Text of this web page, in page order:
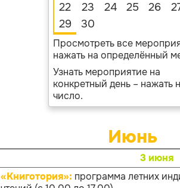
22
23 24 25 26
29
30
Просмотреть все
нажать на определённый
Узнать мероприятие на
конкретный день – нажать
число.
Июнь
3 июня
«Книготория»: программа летних